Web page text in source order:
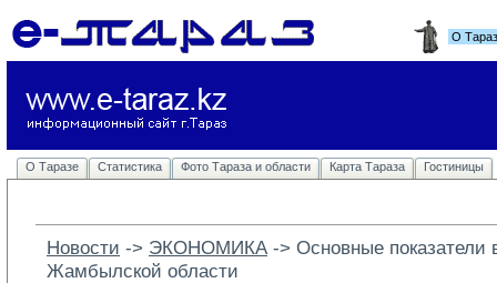
О
О Таразе Статистика Фото Тараза и области Карта Тараза Гостиницы
Новости -> ЭКОНОМИКА -> Основные показатели
Жамбылской области